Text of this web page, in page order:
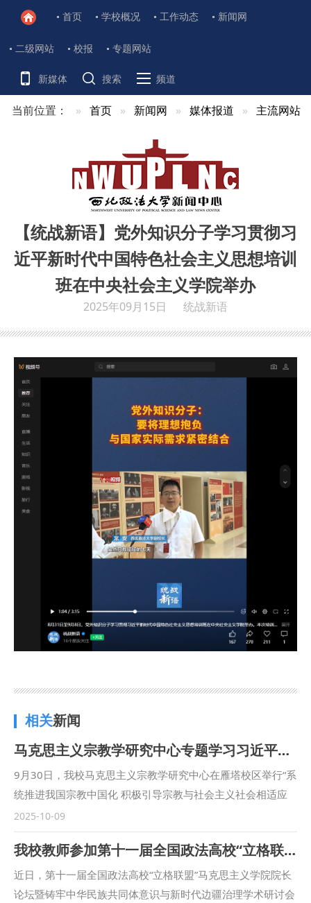
首页 学校概况 工作动态 新闻网
二级网站 校报 专题网站
新媒体 搜索 频道
当前位置： 首页 新闻网 媒体报道 主流网站
【统战新语】党外知识分子学习贯彻习
近平新时代中国特色社会主义思想培训
班在中央社会主义学院举办
2025年09月15日 统战新语
相关新闻
马克思主义宗教学研究中心专题学习习近平总书记在中共中央政治局第二十二次集体学习时的重要讲话精神
9月30日，我校马克思主义宗教学研究中心在雁塔校区举行“系
统推进我国宗教中国化 积极引导宗教与社会主义社会相适应
——深入学习习近平总书记在中共中央政治局第二十二次集体
学习会议上的讲话精神”主题研讨会。中心执行主任彭瑞花教
授主持会议，校党委副书记、马克思主义宗教学研究中心常务
副主任张军政出席会议并讲话。 张军政对当前研究中心的工
作给予肯定，并从站稳立场、坚定信仰，防范宗教渗透，推动
2025-10-09
我校教师参加第十一届全国政法高校“立格联盟”马克思主义学院院长论坛暨铸牢中华民族共同体意识与新时代边疆治理学术研讨会
近日，第十一届全国政法高校“立格联盟”马克思主义学院院长
论坛暨铸牢中华民族共同体意识与新时代边疆治理学术研讨会